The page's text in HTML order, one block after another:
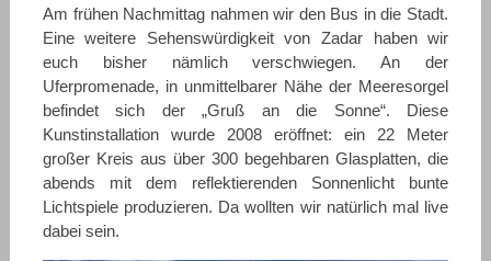
Am frühen Nachmittag nahmen wir den Bus in die Stadt.
Eine weitere Sehenswürdigkeit von Zadar haben wir
euch bisher nämlich verschwiegen. An der
Uferpromenade, in unmittelbarer Nähe der Meeresorgel
befindet sich der „Gruß an die Sonne“. Diese
Kunstinstallation wurde 2008 eröffnet: ein 22 Meter
großer Kreis aus über 300 begehbaren Glasplatten, die
abends mit dem reflektierenden Sonnenlicht bunte
Lichtspiele produzieren. Da wollten wir natürlich mal live
dabei sein.